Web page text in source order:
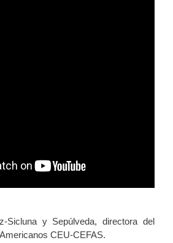
Sicluna y Sepúlveda, directora del
CEU-CEFAS.